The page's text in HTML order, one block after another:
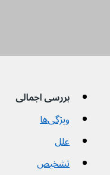
بررسی اجمالی
ویژگی‌ها
علل
تشخیص